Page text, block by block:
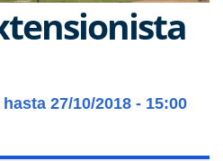
27/10/2018 - 15:00